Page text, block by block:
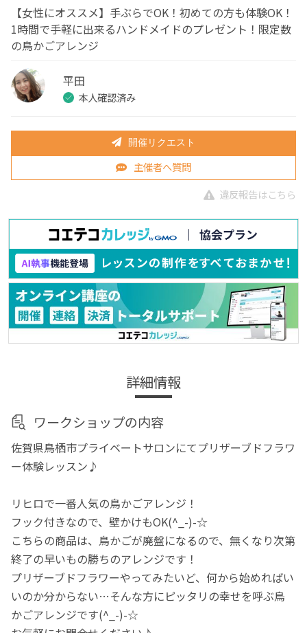
【女性にオススメ】手ぶらでOK！初めての方も体験OK！
1時間で手軽に出来るハンドメイドのプレゼント！限定数
の鳥かごアレンジ
平田
本人確認済み
開催リクエスト
主催者へ質問
違反報告はこちら
詳細情報
ワークショップの内容
佐賀県鳥栖市プライベートサロンにてプリザーブドフラワ
ー体験レッスン♪
リヒロで一番人気の鳥かごアレンジ！
フック付きなので、壁かけもOK(^_-)-☆
こちらの商品は、鳥かごが廃盤になるので、無くなり次第
終了の早いもの勝ちのアレンジです！
プリザーブドフラワーやってみたいど、何から始めればい
いのか分からない…そんな方にピッタリの幸せを呼ぶ鳥
かごアレンジです(^_-)-☆